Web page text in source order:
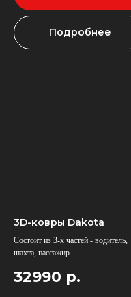
Подробнее
3D-ковры Dakota
Состоит из 3-х частей - водитель,
шахта, пассажир.
32990 р.